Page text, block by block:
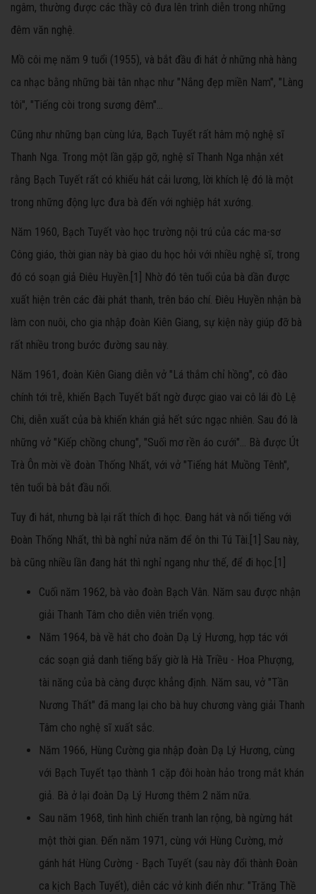
ngâm, thường được các thầy cô đưa lên trình diễn trong những
đêm văn nghệ.
Mồ côi mẹ năm 9 tuổi (1955), và bắt đầu đi hát ở những nhà hàng
ca nhạc bằng những bài tân nhạc như "Nắng đẹp miền Nam", "Làng
tôi", "Tiếng còi trong sương đêm"...
Cũng như những bạn cùng lứa, Bạch Tuyết rất hâm mộ nghệ sĩ
Thanh Nga. Trong một lần gặp gỡ, nghệ sĩ Thanh Nga nhận xét
rằng Bạch Tuyết rất có khiếu hát cải lương, lời khích lệ đó là một
trong những động lực đưa bà đến với nghiệp hát xướng.
Năm 1960, Bạch Tuyết vào học trường nội trú của các ma-sơ
Công giáo, thời gian này bà giao du học hỏi với nhiều nghệ sĩ, trong
đó có soạn giả Điêu Huyền.[1] Nhờ đó tên tuổi của bà dần được
xuất hiện trên các đài phát thanh, trên báo chí. Điêu Huyền nhận bà
làm con nuôi, cho gia nhập đoàn Kiên Giang, sự kiện này giúp đỡ bà
rất nhiều trong bước đường sau này.
Năm 1961, đoàn Kiên Giang diễn vở "Lá thắm chỉ hồng", cô đào
chính tới trễ, khiến Bạch Tuyết bất ngờ được giao vai cô lái đò Lệ
Chi, diễn xuất của bà khiến khán giả hết sức ngạc nhiên. Sau đó là
những vở "Kiếp chồng chung", "Suối mơ rền áo cưới"... Bà được Út
Trà Ôn mời về đoàn Thống Nhất, với vở "Tiếng hát Muồng Tênh",
tên tuổi bà bắt đầu nổi.
Tuy đi hát, nhưng bà lại rất thích đi học. Đang hát và nổi tiếng với
Đoàn Thống Nhất, thì bà nghỉ nửa năm để ôn thi Tú Tài.[1] Sau này,
bà cũng nhiều lần đang hát thì nghỉ ngang như thế, để đi học.[1]
Cuối năm 1962, bà vào đoàn Bạch Vân. Năm sau được nhận
giải Thanh Tâm cho diễn viên triển vọng.
Năm 1964, bà về hát cho đoàn Dạ Lý Hương, hợp tác với
các soạn giả danh tiếng bấy giờ là Hà Triều - Hoa Phượng,
tài năng của bà càng được khẳng định. Năm sau, vở "Tần
Nương Thất" đã mang lại cho bà huy chương vàng giải Thanh
Tâm cho nghệ sĩ xuất sắc.
Năm 1966, Hùng Cường gia nhập đoàn Dạ Lý Hương, cùng
với Bạch Tuyết tạo thành 1 cặp đôi hoàn hảo trong mắt khán
giả. Bà ở lại đoàn Dạ Lý Hương thêm 2 năm nữa.
Sau năm 1968, tình hình chiến tranh lan rộng, bà ngừng hát
một thời gian. Đến năm 1971, cùng với Hùng Cường, mở
gánh hát Hùng Cường - Bạch Tuyết (sau này đổi thành Đoàn
ca kịch Bạch Tuyết), diễn các vở kinh điển như: "Trăng Thề